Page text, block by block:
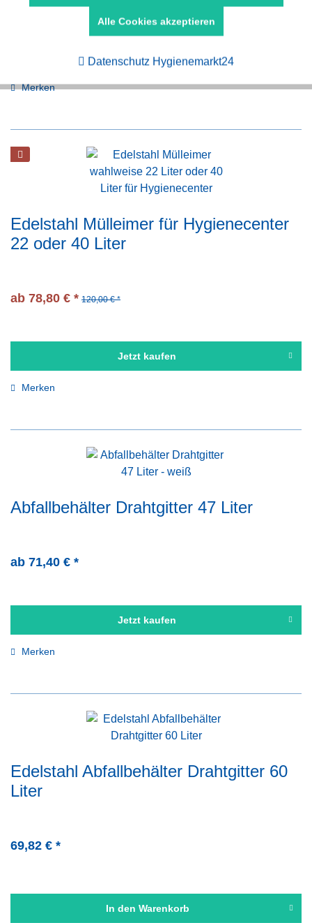
Jetzt kaufen
Merken
Edelstahl Mülleimer für Hygienecenter
22 oder 40 Liter
ab 78,80 € * 120,00 € *
Jetzt kaufen
Merken
Abfallbehälter Drahtgitter 47 Liter
ab 71,40 € *
Jetzt kaufen
Merken
Edelstahl Abfallbehälter Drahtgitter 60
Liter
69,82 € *
In den Warenkorb
Aktiv
Alle Cookies akzeptieren
Datenschutz Hygienemarkt24